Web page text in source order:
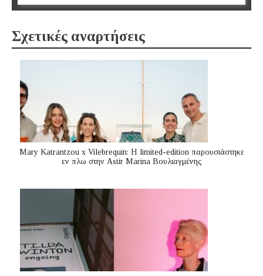
Σχετικές αναρτήσεις
Mary Katrantzou x Vilebrequin: Η limited-edition παρουσιάστηκε
εν πλω στην Astir Marina Βουλιαγμένης